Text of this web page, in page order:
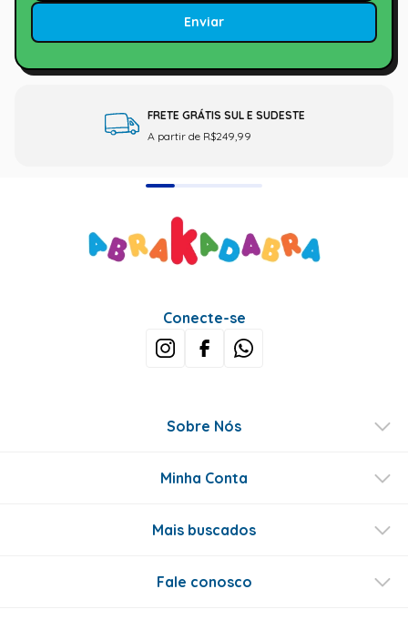
Enviar
FRETE GRÁTIS SUL E SUDESTE
A partir de R$249,99
Conecte-se
Sobre Nós
Minha Conta
Mais buscados
Fale conosco